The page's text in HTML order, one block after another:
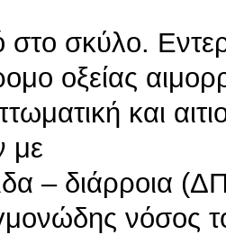
στο σκύλο.
οξείας
και
με
– διάρροια
νόσος